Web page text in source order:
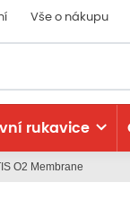
Vše o nákupu
rukavice
O2 Membrane